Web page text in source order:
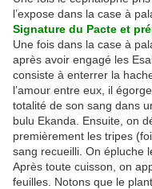
l’expose dans la case à
Signature du Pacte et
Une fois dans la case à
après avoir engagé les
consiste à enterrer la
l’amour entre eux, il
totalité de son sang dans
bulu Ekanda. Ensuite, on
premièrement les tripes
sang recueilli. On épluche
Après toute cuisson, on
feuilles. Notons que le